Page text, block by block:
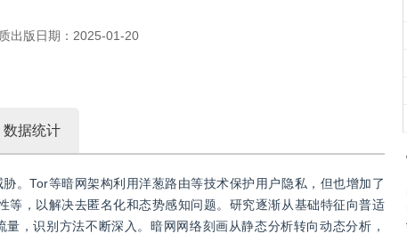
出版日期： 2025-01-20
数据统计
。Tor等暗网架构利用洋葱路由等技术保护用户隐私，但也增加了
，以解决去匿名化和态势感知问题。研究逐渐从基础特征向普适
，识别方法不断深入。暗网网络刻画从静态分析转向动态分析，